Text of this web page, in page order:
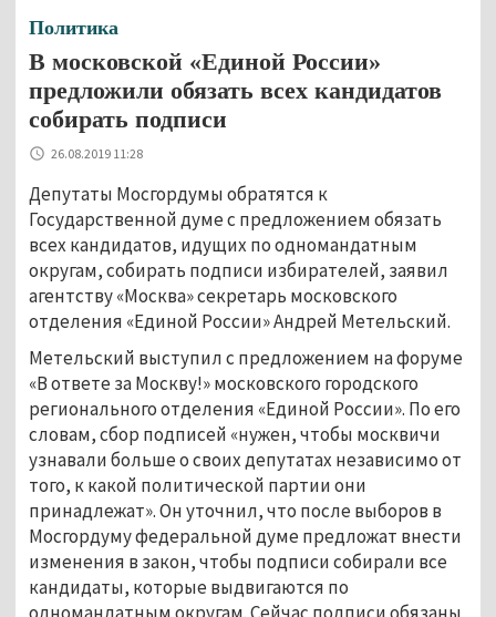
Политика
В московской «Единой России»
предложили обязать всех кандидатов
собирать подписи
26.08.2019 11:28
Депутаты Мосгордумы обратятся к
Государственной думе с предложением обязать
всех кандидатов, идущих по одномандатным
округам, собирать подписи избирателей, заявил
агентству «Москва» секретарь московского
отделения «Единой России» Андрей Метельский.
Метельский выступил с предложением на форуме
«В ответе за Москву!» московского городского
регионального отделения «Единой России». По его
словам, сбор подписей «нужен, чтобы москвичи
узнавали больше о своих депутатах независимо от
того, к какой политической партии они
принадлежат». Он уточнил, что после выборов в
Мосгордуму федеральной думе предложат внести
изменения в закон, чтобы подписи собирали все
кандидаты, которые выдвигаются по